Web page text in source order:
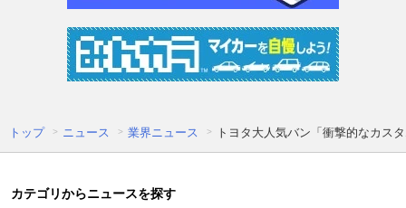
トップ ニュース 業界ニュース トヨタ大人気バン「衝撃的なカス
カテゴリからニュースを探す